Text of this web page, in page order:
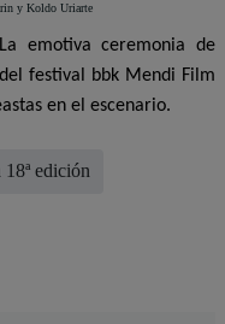
y Koldo Uriarte
La emotiva ceremonia de
festival bbk Mendi Film
en el escenario.
edición